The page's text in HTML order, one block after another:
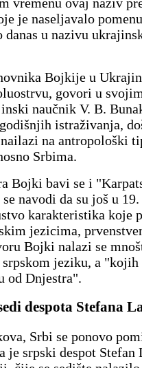
je naseljavalo
danas u nazivu
Bojkije u
govori u
naučnik V. B.
istraživanja,
na antropološki
Srbima.
Bojki bavi se i
navodi da su još u
karakteristika koje
jezicima,
Bojki nalazi se
srpskom jeziku, a
od Dnjestra".
despota Stefana
Srbi se ponovo
je srpski despot Stefan